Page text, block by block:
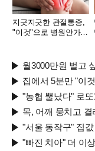
지긋지긋한 관절통증,
"이것"으로 병원안가도
월3000만원 벌고
집에서 5분만 "이
"농협 뿔났다" 로
목, 어깨 뭉치고
"서울 동작구" 집
"빠진 치아" 더 이